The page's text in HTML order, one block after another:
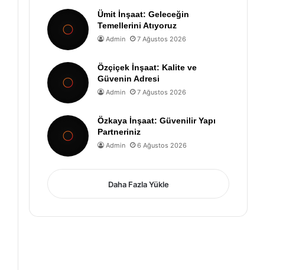
Ümit İnşaat: Geleceğin
Temellerini Atıyoruz
Admin 7 Ağustos 2026
Özçiçek İnşaat: Kalite ve
Güvenin Adresi
Admin 7 Ağustos 2026
Özkaya İnşaat: Güvenilir Yapı
Partneriniz
Admin 6 Ağustos 2026
Daha Fazla Yükle